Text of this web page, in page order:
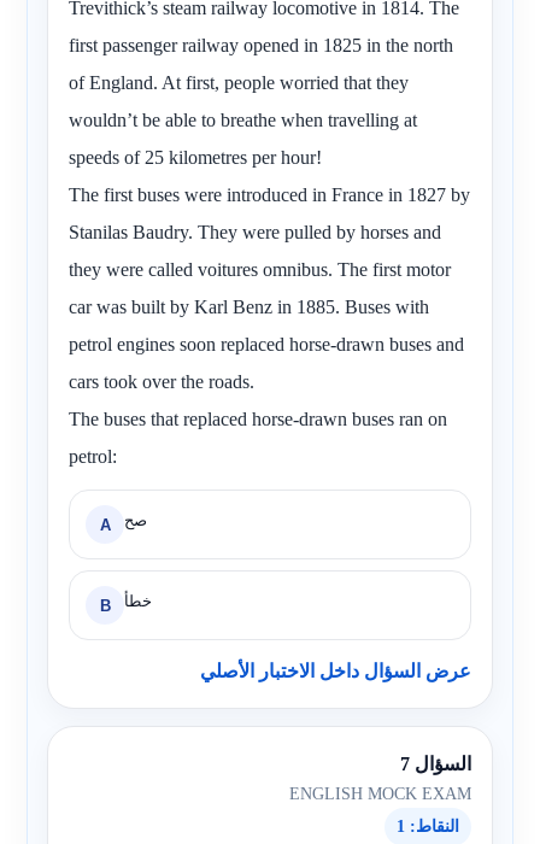
Trevithick’s steam railway locomotive in 1814. The
first passenger railway opened in 1825 in the north
of England. At first, people worried that they
wouldn’t be able to breathe when travelling at
speeds of 25 kilometres per hour!
The first buses were introduced in France in 1827 by
Stanilas Baudry. They were pulled by horses and
they were called voitures omnibus. The first motor
car was built by Karl Benz in 1885. Buses with
petrol engines soon replaced horse-drawn buses and
cars took over the roads.
The buses that replaced horse-drawn buses ran on
petrol:
A صح
B خطأ
عرض السؤال داخل الاختبار الأصلي
السؤال 7
ENGLISH MOCK EXAM
النقاط: 1